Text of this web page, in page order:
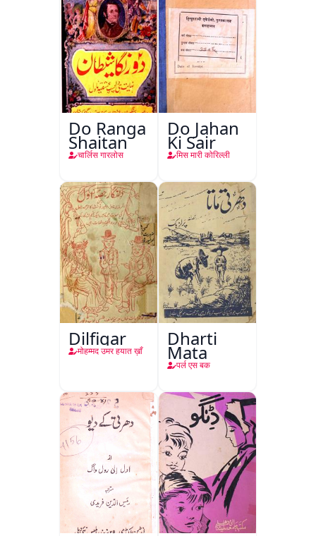
Do Ranga
Shaitan
चार्लिस गारलोस
Do Jahan
Ki Sair
मिस मारी कोरिल्ली
Dilfigar
मोहम्मद उमर हयात ख़ाँ
Dharti
Mata
पर्ल एस बक